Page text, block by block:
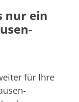
nur ein
für Ihre